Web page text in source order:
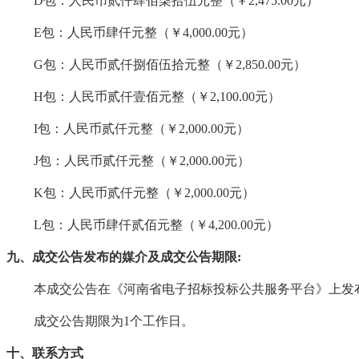
E包：人民币肆仟元整（￥4,000.00元）
G包：人民币贰仟捌佰伍拾元整（￥2,850.00元）
H包：人民币贰仟壹佰元整（￥2,100.00元）
I包：人民币贰仟元整（￥2,000.00元）
J包：人民币贰仟元整（￥2,000.00元）
K包：人民币贰仟元整（￥2,000.00元）
L包：人民币肆仟贰佰元整（￥4,200.00元）
九、成交公告发布的媒介及成交公告期限:
本成交公告在《河南省电子招标投标公共服务平台》上发
成交公告期限为1个工作日。
十、联系方式